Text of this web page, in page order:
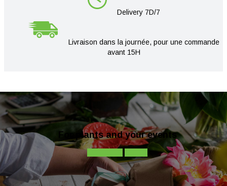
Delivery 7D/7
Livraison dans la journée, pour une commande
avant 15H
For plants and your events